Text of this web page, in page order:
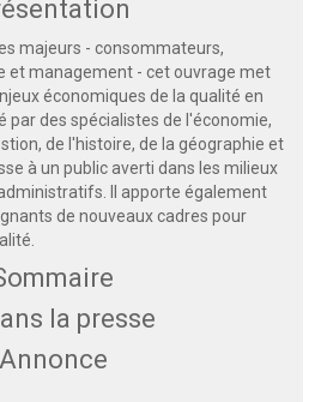
majeurs - consommateurs,
et management - cet ouvrage met
économiques de la qualité en
par des spécialistes de l'économie,
de l'histoire, de la géographie et
à un public averti dans les milieux
Il apporte également
de nouveaux cadres pour
la presse
Annonce